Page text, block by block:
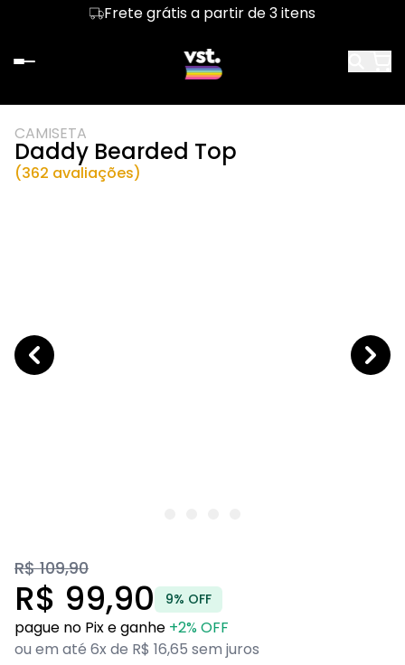
Frete grátis a partir de 3 itens
CAMISETA
Daddy Bearded Top
(362 avaliações)
R$ 109,90
R$ 99,90 9% OFF
pague no Pix e ganhe +2% OFF
ou em até 6x de R$ 16,65 sem juros